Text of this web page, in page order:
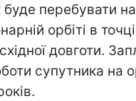
перебувати на
орбіті в
довготи.
супутника на